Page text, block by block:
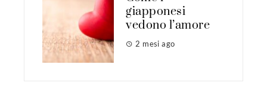
giapponesi
vedono l’amore
2 mesi ago